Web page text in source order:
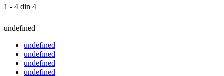
1 - 4 din 4
undefined
undefined
undefined
undefined
undefined